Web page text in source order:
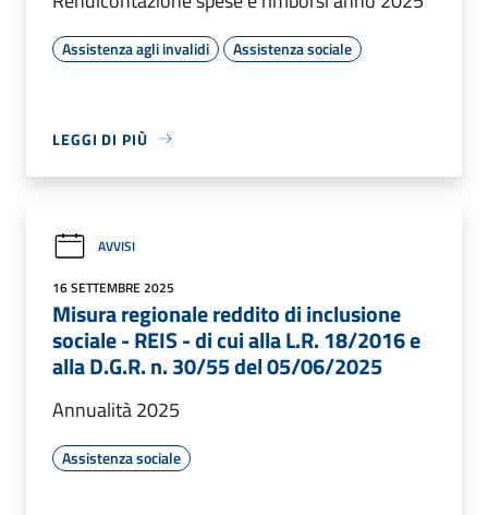
Assistenza agli invalidi Assistenza sociale
LEGGI DI PIÙ
AVVISI
16 SETTEMBRE 2025
Misura regionale reddito di inclusione
sociale - REIS - di cui alla L.R. 18/2016 e
alla D.G.R. n. 30/55 del 05/06/2025
Annualità 2025
Assistenza sociale